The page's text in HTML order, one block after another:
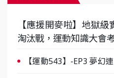
【應援開麥啦】地獄
淘汰戰，運動知識大會
【運動543】-EP3 夢幻